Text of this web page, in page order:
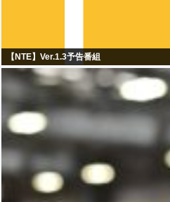
【NTE】Ver.1.3予告番組